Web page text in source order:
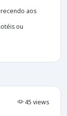
aos
ou
45 views